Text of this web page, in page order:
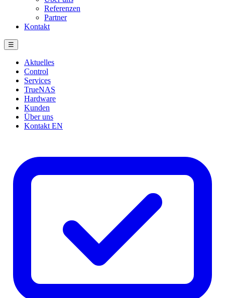
Referenzen
Partner
Kontakt
☰
Aktuelles
Control
Services
TrueNAS
Hardware
Kunden
Über uns
Kontakt EN